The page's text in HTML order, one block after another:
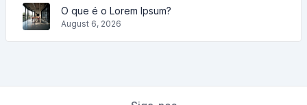
O que é o Lorem Ipsum?
August 6, 2026